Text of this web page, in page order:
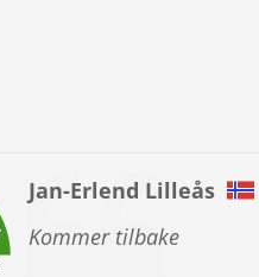
Forfatter:
tore kjenna
Tekst:
Veldig